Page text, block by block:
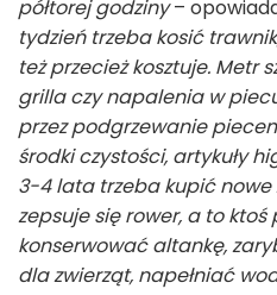
półtorej godziny–
tydzień trzeba kosić
też przecież kosztuje. Metr
grilla czy napalenia w
przez podgrzewanie
środki czystości, artykuły
3-4 lata trzeba kupić nowe
zepsuje się rower, a to
konserwować altankę,
dla zwierząt, napełniać